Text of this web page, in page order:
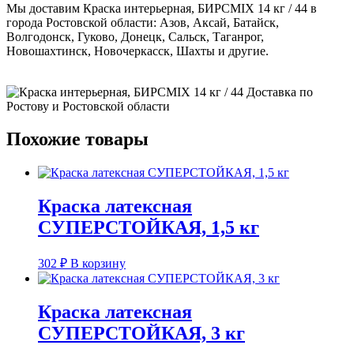
Мы доставим Краска интерьерная, БИРСMIX 14 кг / 44 в
города Ростовской области: Азов, Аксай, Батайск,
Волгодонск, Гуково, Донецк, Сальск, Таганрог,
Новошахтинск, Новочеркасск, Шахты и другие.
Похожие товары
Краска латексная
СУПЕРСТОЙКАЯ, 1,5 кг
302 ₽ В корзину
Краска латексная
СУПЕРСТОЙКАЯ, 3 кг